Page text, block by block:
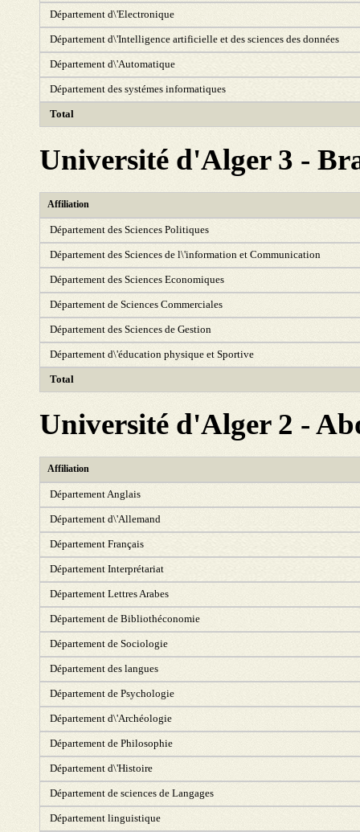
Département d\'Electronique
Département d\'Intelligence artificielle et des sciences des données
Département d\'Automatique
Département des systémes informatiques
Total
Université d'Alger 3 -
Affiliation
Département des Sciences Politiques
Département des Sciences de l\'information et Communication
Département des Sciences Economiques
Département de Sciences Commerciales
Département des Sciences de Gestion
Département d\'éducation physique et Sportive
Total
Université d'Alger 2 -
Affiliation
Département Anglais
Département d\'Allemand
Département Français
Département Interprétariat
Département Lettres Arabes
Département de Bibliothéconomie
Département de Sociologie
Département des langues
Département de Psychologie
Département d\'Archéologie
Département de Philosophie
Département d\'Histoire
Département de sciences de Langages
Département linguistique